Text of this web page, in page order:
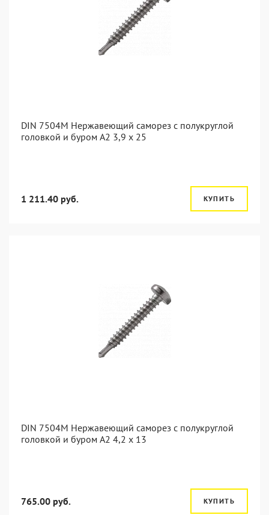
DIN 7504M Нержавеющий саморез с полукруглой
головкой и буром А2 3,9 x 25
1 211.40 руб. КУПИТЬ
DIN 7504M Нержавеющий саморез с полукруглой
головкой и буром А2 4,2 x 13
765.00 руб. КУПИТЬ